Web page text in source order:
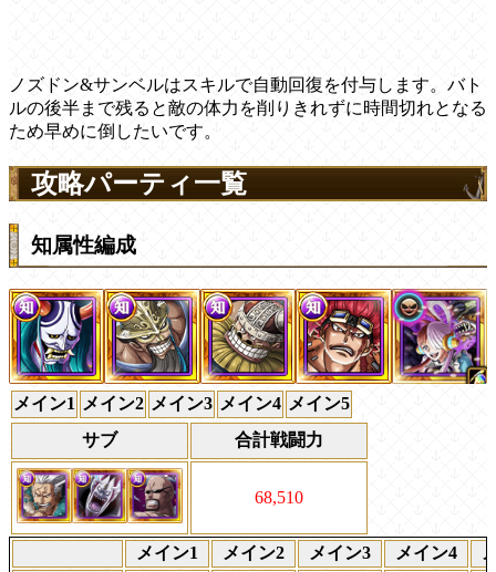
ノズドン&サンベルはスキルで自動回復を付与します。バト
ルの後半まで残ると敵の体力を削りきれずに時間切れとなる
ため早めに倒したいです。
攻略パーティ一覧
知属性編成
メイン1 メイン2 メイン3 メイン4 メイン5
サブ
合計戦闘力
68,510
メイン1 メイン2 メイン3 メイン4